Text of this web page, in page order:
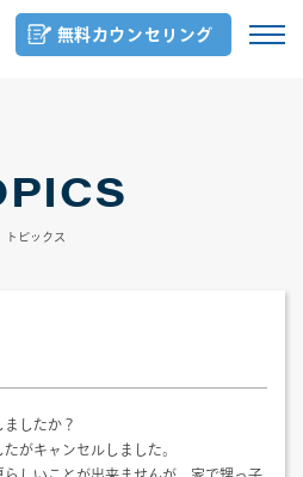
無料カウンセリング
トピックス
したか？
がキャンセルしました。